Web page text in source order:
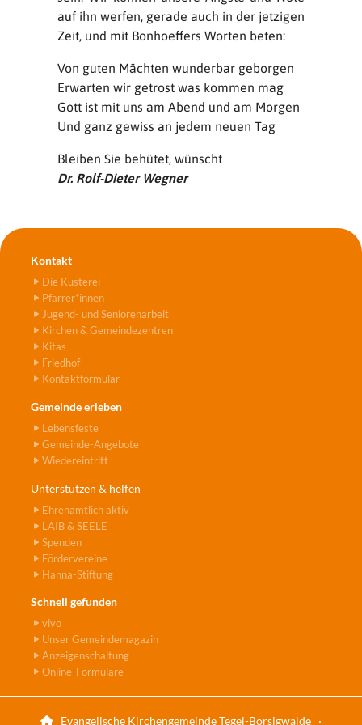
auf ihn werfen, gerade auch in der jetzigen
Zeit, und mit Bonhoeffers Worten beten:
Von guten Mächten wunderbar geborgen
Erwarten wir getrost was kommen mag
Gott ist mit uns am Abend und am Morgen
Und ganz gewiss an jedem neuen Tag
Bleiben Sie behütet, wünscht
Dr. Rolf-Dieter Wegner
Kontakt
Die Küsterei
Pfarrer*innen
Jugend- und Seniorenarbeit
Kirchen & Gemeindezentren
Kitas
Friedhof
Kontaktformular
Gemeinde erleben
Lebensfeste
Gemeinde-Angebote
Wiedereintritt
Unterstützen & helfen
Ehrenamtlich aktiv
LAIB & SEELE
Spenden
Fördervereine
Hanna-Stiftung
Schnell gefunden
vivo
Unser Gemeindemagazin
Anzeigenschaltung
Online-Formulare
 Evangelische Kirchengemeinde Tegel-Borsigwalde ·